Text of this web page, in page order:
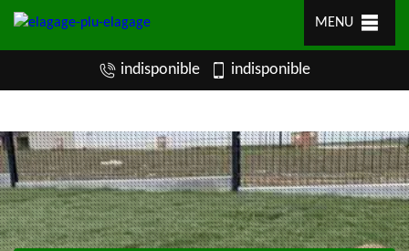
MENU
indisponible indisponible